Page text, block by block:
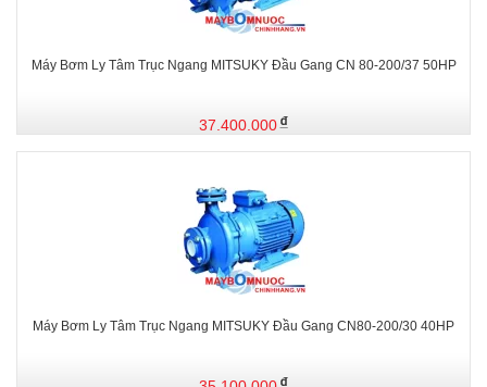
Máy Bơm Ly Tâm Trục Ngang MITSUKY Đầu Gang CN 80-200/37 50HP
37.400.000
Máy Bơm Ly Tâm Trục Ngang MITSUKY Đầu Gang CN80-200/30 40HP